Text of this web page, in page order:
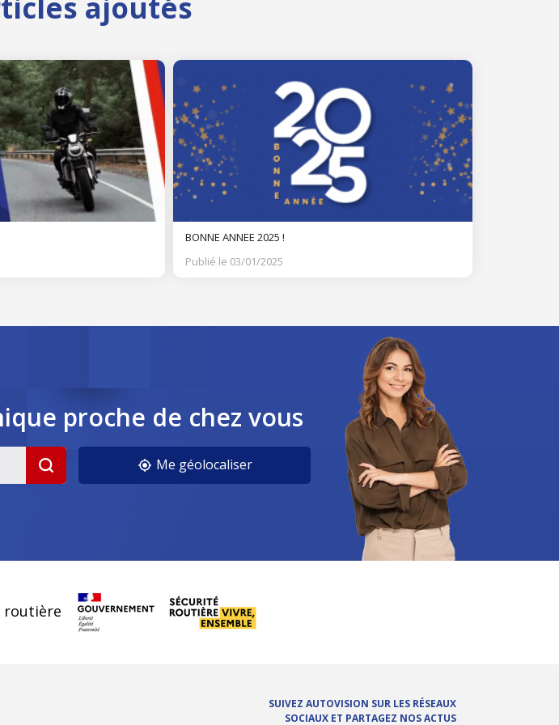
ajoutés
BONNE ANNEE 2025 !
Publié le 03/01/2025
proche de chez vous
Me géolocaliser
routière
SUIVEZ AUTOVISION SUR LES RÉSEAUX
SOCIAUX ET PARTAGEZ NOS ACTUS